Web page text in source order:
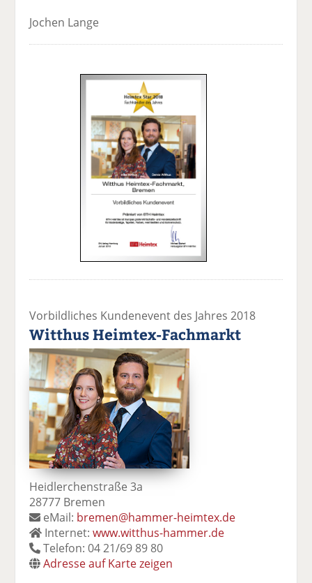
Jochen Lange
Vorbildliches Kundenevent des Jahres 2018
Witthus Heimtex-Fachmarkt
Heidlerchenstraße 3a
28777 Bremen
eMail: bremen@hammer-heimtex.de
Internet:www.witthus-hammer.de
Telefon: 04 21/69 89 80
Adresse auf Karte zeigen